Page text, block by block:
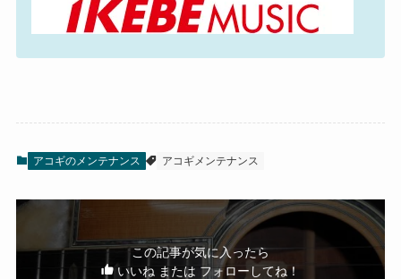
アコギのメンテナンス アコギメンテナンス
この記事が気に入ったら
いいね または フォローしてね！